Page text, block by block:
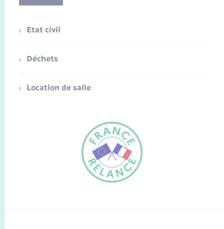
Etat civil
Déchets
Location de salle